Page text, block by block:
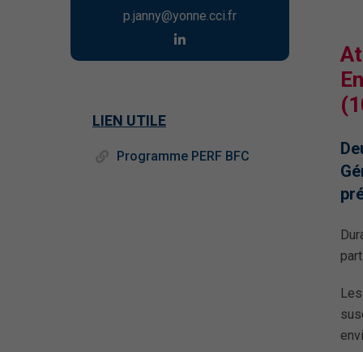
p.janny@yonne.cci.fr
LIEN UTILE
Programme PERF BFC